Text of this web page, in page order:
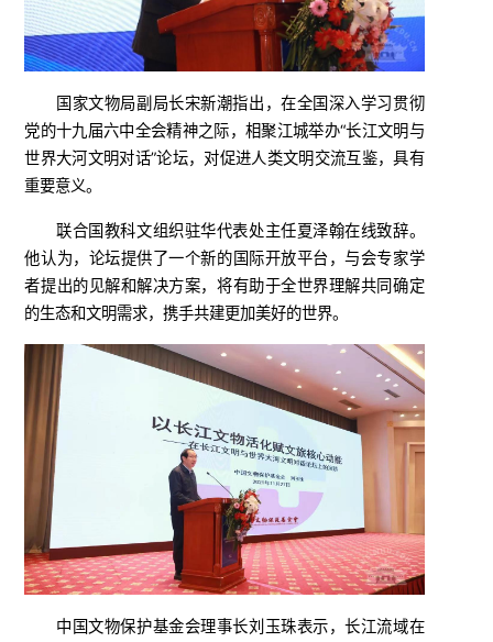
国家文物局副局长宋新潮指出，在全国深入学习贯彻
党的十九届六中全会精神之际，相聚江城举办“长江文明与
世界大河文明对话”论坛，对促进人类文明交流互鉴，具有
重要意义。
联合国教科文组织驻华代表处主任夏泽翰在线致辞。
他认为，论坛提供了一个新的国际开放平台，与会专家学
者提出的见解和解决方案，将有助于全世界理解共同确定
的生态和文明需求，携手共建更加美好的世界。
中国文物保护基金会理事长刘玉珠表示，长江流域在